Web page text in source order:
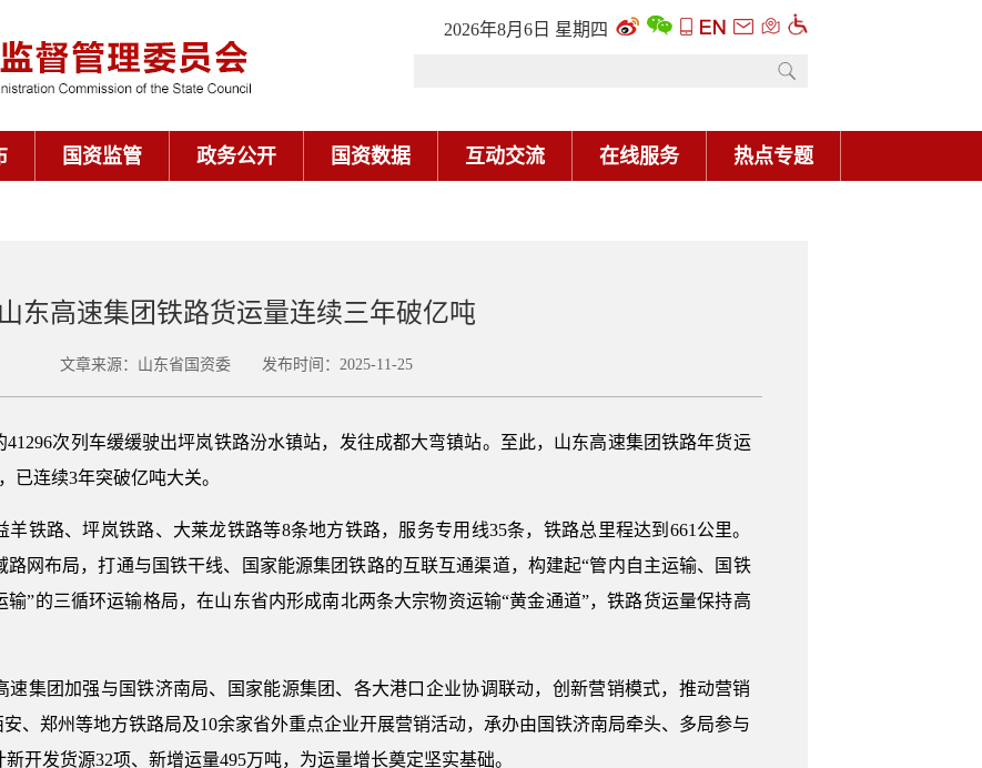
2026年8月6日 星期四
国资监管 政务公开 国资数据 互动交流 在线服务 热点专题
山东高速集团铁路货运量连续三年破亿吨
文章来源：山东省国资委 发布时间：2025-11-25
41296次列车缓缓驶出坪岚铁路汾水镇站，发往成都大弯镇站。至此，山东高速集团铁路年货运
已连续3年突破亿吨大关。
羊铁路、坪岚铁路、大莱龙铁路等8条地方铁路，服务专用线35条，铁路总里程达到661公里。
网布局，打通与国铁干线、国家能源集团铁路的互联互通渠道，构建起“管内自主运输、国铁
”的三循环运输格局，在山东省内形成南北两条大宗物资运输“黄金通道”，铁路货运量保持高
速集团加强与国铁济南局、国家能源集团、各大港口企业协调联动，创新营销模式，推动营销
、郑州等地方铁路局及10余家省外重点企业开展营销活动，承办由国铁济南局牵头、多局参与
开发货源32项、新增运量495万吨，为运量增长奠定坚实基础。